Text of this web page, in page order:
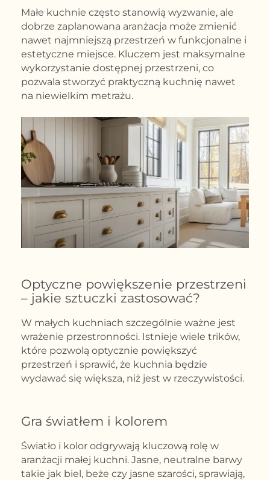
Małe kuchnie często stanowią wyzwanie, ale
dobrze zaplanowana aranżacja może zmienić
nawet najmniejszą przestrzeń w funkcjonalne i
estetyczne miejsce. Kluczem jest maksymalne
wykorzystanie dostępnej przestrzeni, co
pozwala stworzyć praktyczną kuchnię nawet
na niewielkim metrażu.
Optyczne powiększenie przestrzeni
– jakie sztuczki zastosować?
W małych kuchniach szczególnie ważne jest
wrażenie przestronności. Istnieje wiele trików,
które pozwolą optycznie powiększyć
przestrzeń i sprawić, że kuchnia będzie
wydawać się większa, niż jest w rzeczywistości.
Gra światłem i kolorem
Światło i kolor odgrywają kluczową rolę w
aranżacji małej kuchni. Jasne, neutralne barwy
takie jak biel, beże czy jasne szarości, sprawiają,